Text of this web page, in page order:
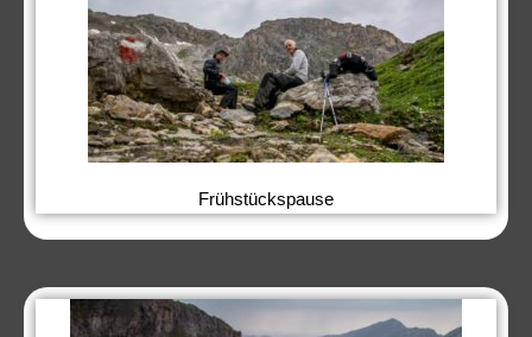
Frühstückspause